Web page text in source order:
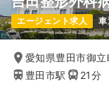
エージェント求人
愛知県豊田市御
豊田市駅
21分